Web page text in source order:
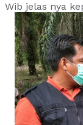
Wib jelas nya